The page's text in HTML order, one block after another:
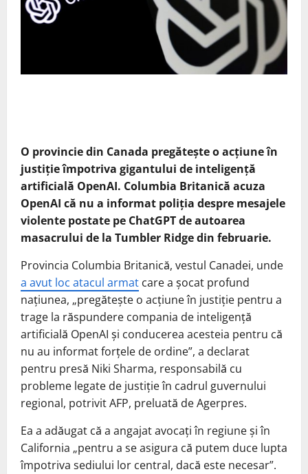
O provincie din Canada pregăteşte o acţiune în
justiţie împotriva gigantului de inteligenţă
artificială OpenAI. Columbia Britanică acuza
OpenAI că nu a informat poliţia despre mesajele
violente postate pe ChatGPT de autoarea
masacrului de la Tumbler Ridge din februarie.
Provincia Columbia Britanică, vestul Canadei, unde
a avut loc atacul armat care a şocat profund
naţiunea, „pregăteşte o acţiune în justiţie pentru a
trage la răspundere compania de inteligenţă
artificială OpenAI şi conducerea acesteia pentru că
nu au informat forţele de ordine”, a declarat
pentru presă Niki Sharma, responsabilă cu
probleme legate de justiţie în cadrul guvernului
regional, potrivit AFP, preluată de Agerpres.
Ea a adăugat că a angajat avocaţi în regiune şi în
California „pentru a se asigura că putem duce lupta
împotriva sediului lor central, dacă este necesar”.